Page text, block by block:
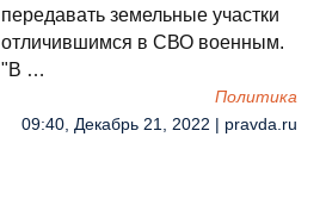
передавать земельные участки
отличившимся в СВО военным.
"В …
Политика
09:40, Декабрь 21, 2022 | pravda.ru